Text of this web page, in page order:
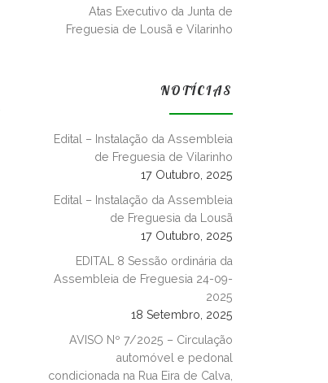
Atas Executivo da Junta de
Freguesia de Lousã e Vilarinho
NOTÍCIAS
Edital – Instalação da Assembleia
de Freguesia de Vilarinho
17 Outubro, 2025
Edital – Instalação da Assembleia
de Freguesia da Lousã
17 Outubro, 2025
EDITAL 8 Sessão ordinária da
Assembleia de Freguesia 24-09-
2025
18 Setembro, 2025
AVISO Nº 7/2025 – Circulação
automóvel e pedonal
condicionada na Rua Eira de Calva,